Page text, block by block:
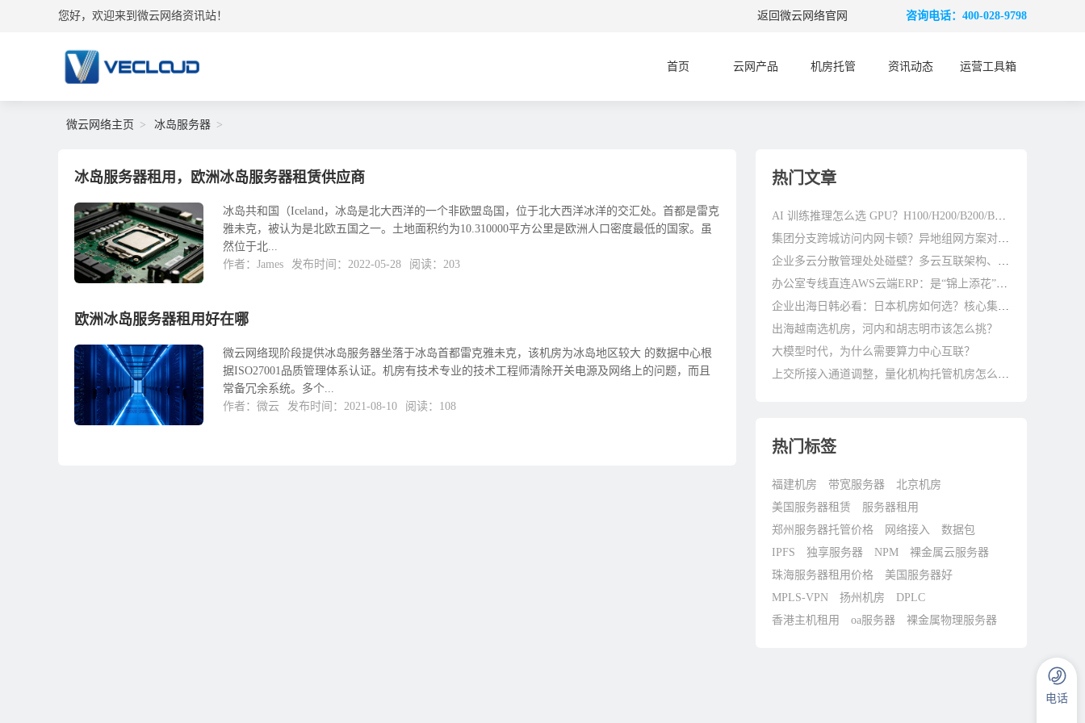
您好，欢迎来到微云网络资讯站！ 咨询电话：400-028-9798
返回微云网络官网
首页 云网产品 机房托管 资讯动态 运营工具箱
微云网络主页 冰岛服务器
冰岛服务器租用，欧洲冰岛服务器租赁供应商
冰岛共和国（Iceland，冰岛是北大西洋的一个非欧盟岛国，位于北大西洋冰洋的交汇处。首都是雷克
雅未克，被认为是北欧五国之一。土地面积约为10.310000平方公里是欧洲人口密度最低的国家。虽
然位于北...
作者：James
发布时间：2022-05-28 阅读：203
欧洲冰岛服务器租用好在哪
微云网络现阶段提供冰岛服务器坐落于冰岛首都雷克雅未克，该机房为冰岛地区较大 的数据中心根
据ISO27001品质管理体系认证。机房有技术专业的技术工程师清除开关电源及网络上的问题，而且
常备冗余系统。多个...
作者：微云
发布时间：2021-08-10 阅读：108
热门文章
AI 训练推理怎么选 GPU？H100/H200/B200/B300 差别在哪
集团分支跨城访问内网卡顿？异地组网方案对比参考
企业多云分散管理处处碰壁？多云互联架构、避坑与优化指南
办公室专线直连AWS云端ERP：是“锦上添花”还是“刚需标配”？
企业出海日韩必看：日本机房如何选？核心集群与避坑指南
出海越南选机房，河内和胡志明市该怎么挑？
大模型时代，为什么需要算力中心互联？
上交所接入通道调整，量化机构托管机房怎么选？
热门标签
福建机房 带宽服务器
北京机房
美国服务器租赁
服务器租用
郑州服务器托管价格
网络接入
数据包
IPFS
独享服务器 NPM
裸金属云服务器
珠海服务器租用价格
美国服务器好
MPLS-VPN
扬州机房
DPLC
香港主机租用
oa服务器 裸金属物理服务器
电话